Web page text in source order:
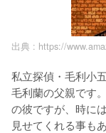
出典 : https://
私立探偵・毛利小
毛利蘭の父親です
の彼ですが、時に
見せてくれる事も